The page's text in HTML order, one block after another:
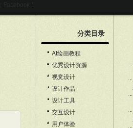
分类目录
AI绘画教程
优秀设计资源
视觉设计
设计作品
设计工具
交互设计
用户体验